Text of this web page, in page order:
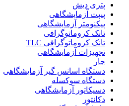
پتری دیش
پیپت آزمایشگاهی
پیکنومتر آزمایشگاهی
تانک کروماتوگرافی
تانک کروماتوگرافی TLC
تجهیزات آزمایشگاهی
جار
دستگاه اسانس گیر آزمایشگاهی
دستگاه سوکسله
دسیکاتور آزمایشگاهی
دکانتور